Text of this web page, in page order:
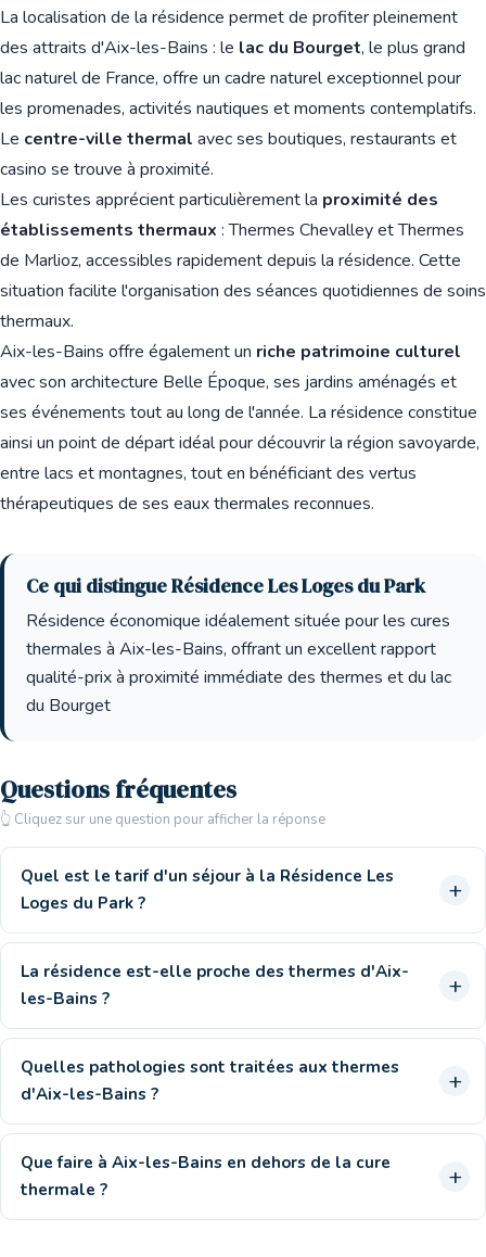
La localisation de la résidence permet de profiter pleinement
des attraits d'Aix-les-Bains : le lac du Bourget, le plus grand
lac naturel de France, offre un cadre naturel exceptionnel pour
les promenades, activités nautiques et moments contemplatifs.
Le centre-ville thermal avec ses boutiques, restaurants et
casino se trouve à proximité.
Les curistes apprécient particulièrement la proximité des
établissements thermaux : Thermes Chevalley et Thermes
de Marlioz, accessibles rapidement depuis la résidence. Cette
situation facilite l'organisation des séances quotidiennes de soins
thermaux.
Aix-les-Bains offre également un riche patrimoine culturel
avec son architecture Belle Époque, ses jardins aménagés et
ses événements tout au long de l'année. La résidence constitue
ainsi un point de départ idéal pour découvrir la région savoyarde,
entre lacs et montagnes, tout en bénéficiant des vertus
thérapeutiques de ses eaux thermales reconnues.
Ce qui distingue Résidence Les Loges du Park
Résidence économique idéalement située pour les cures
thermales à Aix-les-Bains, offrant un excellent rapport
qualité-prix à proximité immédiate des thermes et du lac
du Bourget
Questions fréquentes
👆 Cliquez sur une question pour afficher la réponse
Quel est le tarif d'un séjour à la Résidence Les
Loges du Park ?
La résidence est-elle proche des thermes d'Aix-
les-Bains ?
Quelles pathologies sont traitées aux thermes
d'Aix-les-Bains ?
Que faire à Aix-les-Bains en dehors de la cure
thermale ?